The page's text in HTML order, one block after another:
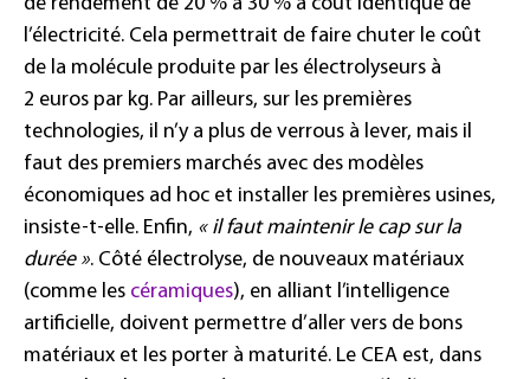
l’électricité. Cela permettrait de faire chuter le coût
de la molécule produite par les électrolyseurs à
2 euros par kg. Par ailleurs, sur les premières
technologies, il n’y a plus de verrous à lever, mais il
faut des premiers marchés avec des modèles
économiques ad hoc et installer les premières usines,
insiste-t-elle. Enfin, « il faut maintenir le cap sur la
durée ». Côté électrolyse, de nouveaux matériaux
(comme les céramiques), en alliant l’intelligence
artificielle, doivent permettre d’aller vers de bons
matériaux et les porter à maturité. Le CEA est, dans